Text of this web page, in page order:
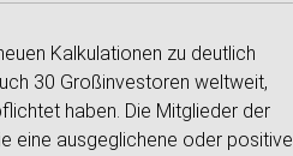
Kalkulationen zu deutlich
30 Großinvestoren weltweit,
haben. Die Mitglieder der
eine ausgeglichene oder positive